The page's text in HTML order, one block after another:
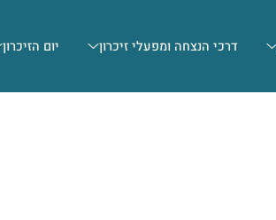
דרכי הנצחה ומפעלי זיכרון יום הזיכרון